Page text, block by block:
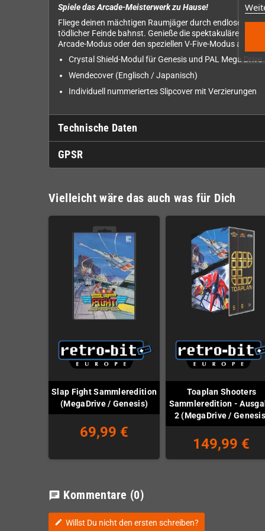
Spiele das Arcade-Meisterwerk zu Hause!
Fliege deinen mächtigen Raumjäger durch endlose
tödlicher Feinde bahnst. Genieße die spektakuläre
Arcade-Modus oder den speziellen V-Five-Modus aus
Crystal Shield-Modul für Genesis und PAL Mega Drive
Wendecover (Englisch / Japanisch)
Individuell nummeriertes Slipcover mit Verzierungen
Technische Daten
GPSR
Vielleicht wäre das auch was für Dich
Slap Fight Sammleredition
(MegaDrive / Genesis)
69,99 €
Toaplan Shooters
Sammleredition -
2 (MegaDrive /
149,99 €
chat Kommentare (0)
edit Willst Du nicht den ersten schreiben?